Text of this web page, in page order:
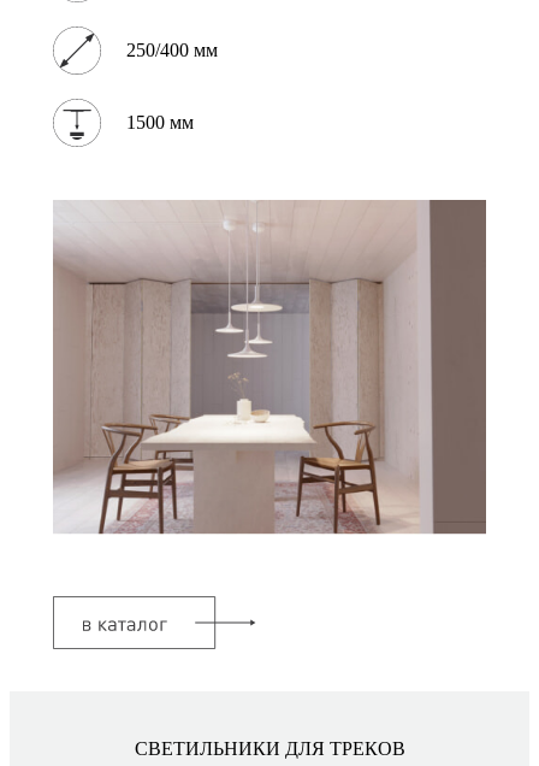
250/400 мм
1500 мм
СВЕТИЛЬНИКИ ДЛЯ ТРЕКОВ